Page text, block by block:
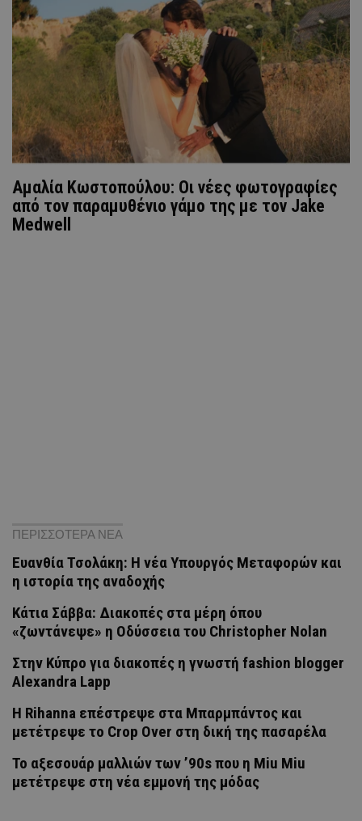
Αμαλία Κωστοπούλου: Οι νέες φωτογραφίες
από τον παραμυθένιο γάμο της με τον Jake
Medwell
ΠΕΡΙΣΣΟΤΕΡΑ ΝΕΑ
Ευανθία Τσολάκη: Η νέα Υπουργός Μεταφορών και
η ιστορία της αναδοχής
Κάτια Σάββα: Διακοπές στα μέρη όπου
«ζωντάνεψε» η Οδύσσεια του Christopher Nolan
Στην Κύπρο για διακοπές η γνωστή fashion blogger
Alexandra Lapp
Η Rihanna επέστρεψε στα Μπαρμπάντος και
μετέτρεψε το Crop Over στη δική της πασαρέλα
Το αξεσουάρ μαλλιών των ’90s που η Miu Miu
μετέτρεψε στη νέα εμμονή της μόδας